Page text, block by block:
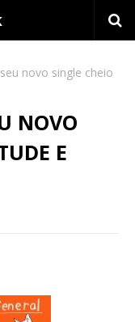
novo single cheio
NOVO
E